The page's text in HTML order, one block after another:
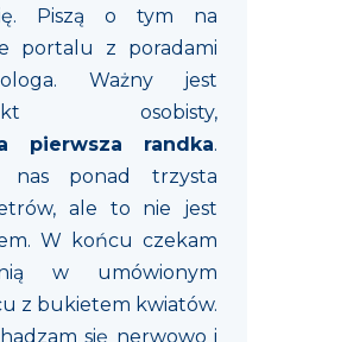
Piszą o tym na
portalu z poradami
Ważny jest
osobisty,
pierwsza randka.
nas ponad trzysta
ale to nie jest
W końcu czekam
w umówionym
z bukietem kwiatów.
się nerwowo i